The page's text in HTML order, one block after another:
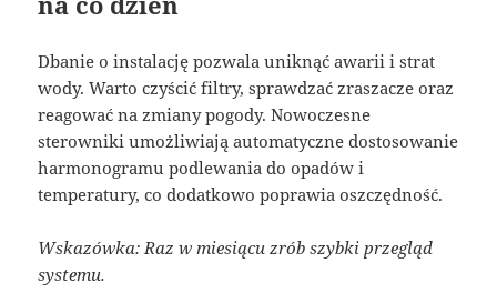
Dbanie o instalację pozwala uniknąć awarii i strat
wody. Warto czyścić filtry, sprawdzać zraszacze oraz
reagować na zmiany pogody. Nowoczesne
sterowniki umożliwiają automatyczne dostosowanie
harmonogramu podlewania do opadów i
temperatury, co dodatkowo poprawia oszczędność.
Wskazówka: Raz w miesiącu zrób szybki przegląd
systemu.